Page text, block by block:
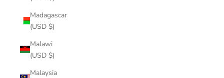
Madagascar
(USD $)
Malawi
(USD $)
Malaysia